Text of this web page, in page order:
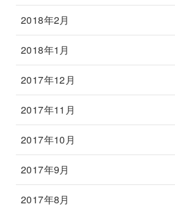
2018年2月
2018年1月
2017年12月
2017年11月
2017年10月
2017年9月
2017年8月